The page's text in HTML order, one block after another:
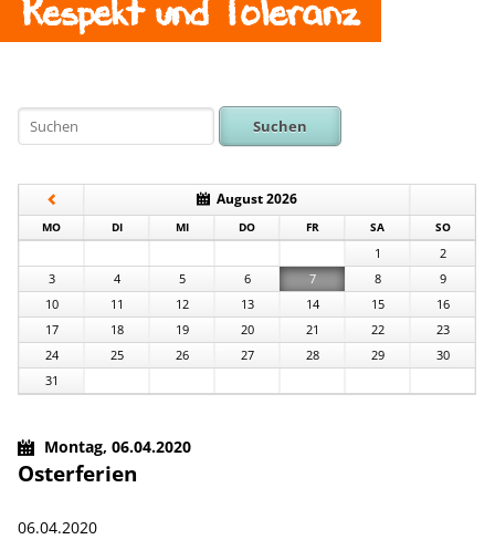
Suchen
August 2026
MONTAG DIENSTAG MITTWOCH DONNERSTAG
FREITAG SA SONNTAG
1
2
3
4 5 6 7 8
9
10
11 12 13 14 15
16
17
18 19 20 21 22
23
24
25 26 27 28 29
30
31
Montag,06.04.2020
Osterferien
06.04.2020